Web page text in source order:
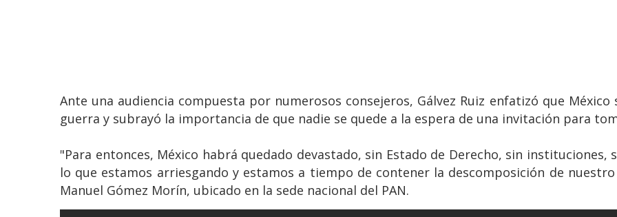
Ante una audiencia compuesta por numerosos consejeros, Gálvez Ruiz enfatizó que
guerra y subrayó la importancia de que nadie se quede a la espera de una invitación para
"Para entonces, México habrá quedado devastado, sin Estado de Derecho, sin instituciones,
lo que estamos arriesgando y estamos a tiempo de contener la descomposición de
Manuel Gómez Morín, ubicado en la sede nacional del PAN.